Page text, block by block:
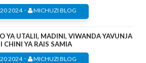
2024- MICHUZI BLOG
YA UTALII, MADINI, VIWANDA YAVUNJA
CHINI YA RAIS SAMIA
2024- MICHUZI BLOG